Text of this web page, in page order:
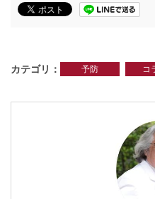
カテゴリ 予防 コ